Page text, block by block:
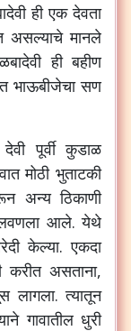
ही एक देवता
असल्याचे मानले
ही बहीण
भाऊबीजेचा सण
देवी पूर्वी कुडाळ
मोठी भुताटकी
अन्य ठिकाणी
आले.येथे
केल्या.एकदा
करीत असताना,
लागला.त्यातून
गावातील धुरी